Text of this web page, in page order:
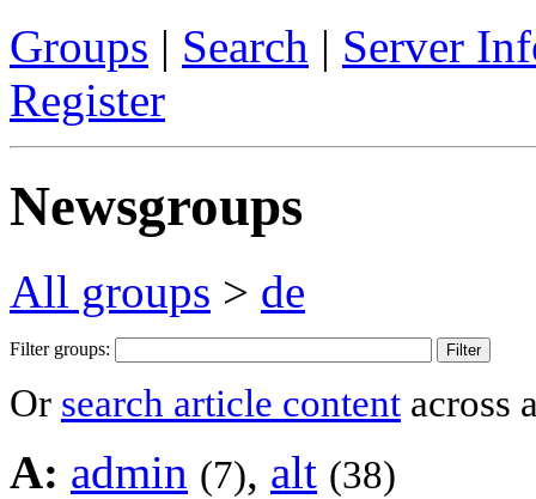
Groups | Search | Server
Register
Newsgroups
All groups > de
Filter groups:
Or search article content across
A: admin (7), alt (38)